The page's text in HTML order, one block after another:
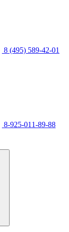
8 (495) 589-42-01
8-925-011-89-88